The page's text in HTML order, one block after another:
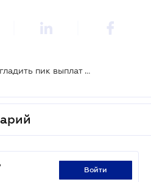
Правительство пытается сгладить пик выплат по внешним долгам
войти